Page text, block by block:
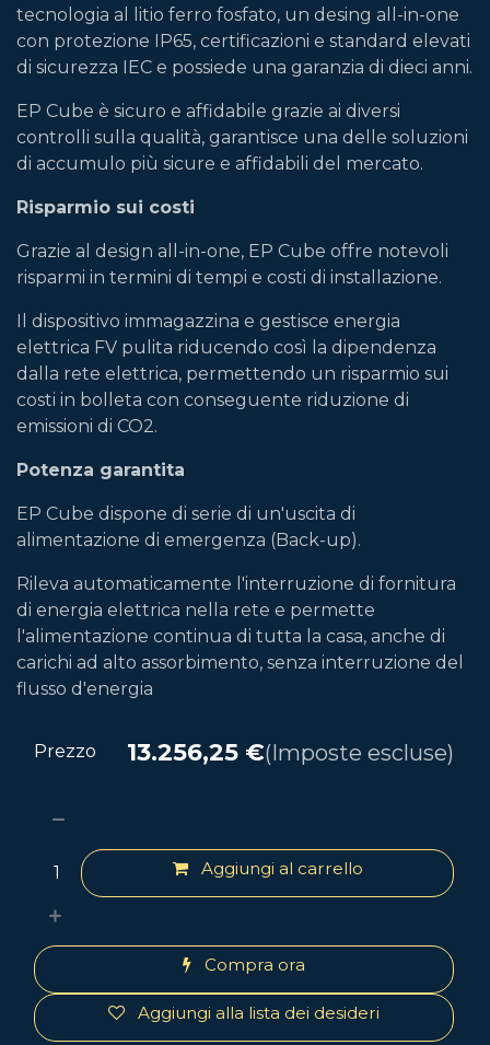
tecnologia al litio ferro fosfato, un desing all-in-one
con protezione IP65, certificazioni e standard elevati
di sicurezza IEC e possiede una garanzia di dieci anni.
EP Cube è sicuro e affidabile grazie ai diversi
controlli sulla qualità, garantisce una delle soluzioni
di accumulo più sicure e affidabili del mercato.
Risparmio sui costi
Grazie al design all-in-one, EP Cube offre notevoli
risparmi in termini di tempi e costi di installazione.
Il dispositivo immagazzina e gestisce energia
elettrica FV pulita riducendo così la dipendenza
dalla rete elettrica, permettendo un risparmio sui
costi in bolleta con conseguente riduzione di
emissioni di CO2.
Potenza garantita
EP Cube dispone di serie di un'uscita di
alimentazione di emergenza (Back-up).
Rileva automaticamente l'interruzione di fornitura
di energia elettrica nella rete e permette
l'alimentazione continua di tutta la casa, anche di
carichi ad alto assorbimento, senza interruzione del
flusso d'energia
Aggiungi al carrello
Compra ora
Aggiungi alla lista dei desideri
Prezzo 13.256,25 €(Imposte escluse)